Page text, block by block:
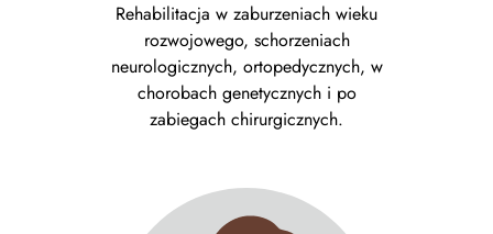
Rehabilitacja w zaburzeniach wieku
rozwojowego, schorzeniach
neurologicznych, ortopedycznych, w
chorobach genetycznych i po
zabiegach chirurgicznych.